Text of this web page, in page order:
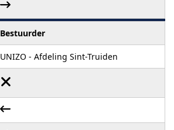
Bestuurder
UNIZO - Afdeling Sint-Truiden